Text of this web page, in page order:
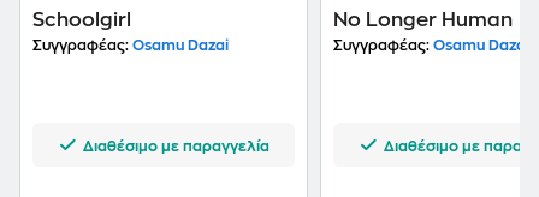
Schoolgirl
Συγγραφέας: Osamu Dazai
Διαθέσιμο με παραγγελία
No Longer Human
Συγγραφέας: Osamu Dazai
Διαθέσιμο με